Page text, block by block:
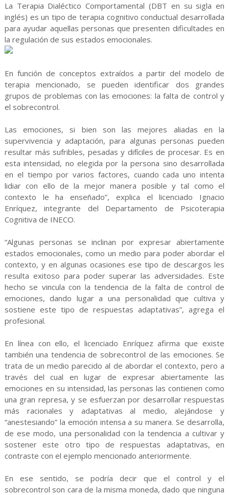
La Terapia Dialéctico Comportamental (DBT en su sigla en
inglés) es un tipo de terapia cognitivo conductual desarrollada
para ayudar aquellas personas que presenten dificultades en
la regulación de sus estados emocionales.
En función de conceptos extraídos a partir del modelo de
terapia mencionado, se pueden identificar dos grandes
grupos de problemas con las emociones: la falta de control y
el sobrecontrol.
Las emociones, si bien son las mejores aliadas en la
supervivencia y adaptación, para algunas personas pueden
resultar más sufribles, pesadas y difíciles de procesar. Es en
esta intensidad, no elegida por la persona sino desarrollada
en el tiempo por varios factores, cuando cada uno intenta
lidiar con ello de la mejor manera posible y tal como el
contexto le ha enseñado”, explica el licenciado Ignacio
Enríquez, integrante del Departamento de Psicoterapia
Cognitiva de INECO.
“Algunas personas se inclinan por expresar abiertamente
estados emocionales, como un medio para poder abordar el
contexto, y en algunas ocasiones ese tipo de descargos les
resulta exitoso para poder superar las adversidades. Este
hecho se vincula con la tendencia de la falta de control de
emociones, dando lugar a una personalidad que cultiva y
sostiene este tipo de respuestas adaptativas”, agrega el
profesional.
En línea con ello, el licenciado Enríquez afirma que existe
también una tendencia de sobrecontrol de las emociones. Se
trata de un medio parecido al de abordar el contexto, pero a
través del cual en lugar de expresar abiertamente las
emociones en su intensidad, las personas las contienen como
una gran represa, y se esfuerzan por desarrollar respuestas
más racionales y adaptativas al medio, alejándose y
“anestesiando” la emoción intensa a su manera. Se desarrolla,
de ese modo, una personalidad con la tendencia a cultivar y
sostener este otro tipo de respuestas adaptativas, en
contraste con el ejemplo mencionado anteriormente.
En ese sentido, se podría decir que el control y el
sobrecontrol son cara de la misma moneda, dado que ninguna